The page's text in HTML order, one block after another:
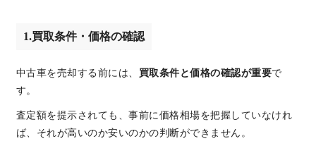
1.買取条件・価格の確認
中古車を売却する前には、 買取条件と価格の確認が重要で
す。
査定額を提示されても、事前に価格相場を把握していなけれ
ば、それが高いのか安いのかの判断ができません。